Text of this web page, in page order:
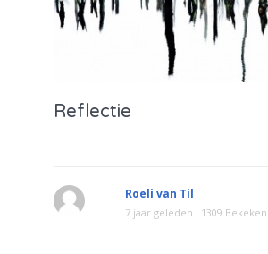
Reflectie
Roeli van Til
7 jaar geleden 1309 Bekeken